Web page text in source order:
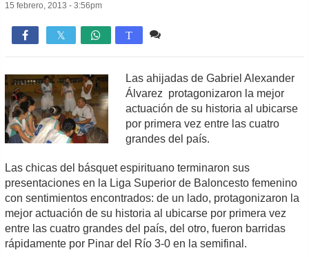
15 febrero, 2013 - 3:56pm
 T
Las ahijadas de Gabriel Alexander
Álvarez protagonizaron la mejor
actuación de su historia al ubicarse
por primera vez entre las cuatro
grandes del país.
Las chicas del básquet espirituano terminaron sus
presentaciones en la Liga Superior de Baloncesto femenino
con sentimientos encontrados: de un lado, protagonizaron la
mejor actuación de su historia al ubicarse por primera vez
entre las cuatro grandes del país, del otro, fueron barridas
rápidamente por Pinar del Río 3-0 en la semifinal.